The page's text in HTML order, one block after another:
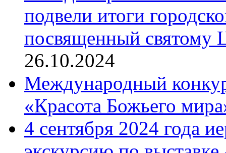
подвели итоги
посвященный святому
26.10.2024
Международный
«Красота Божьего
4 сентября 2024 года